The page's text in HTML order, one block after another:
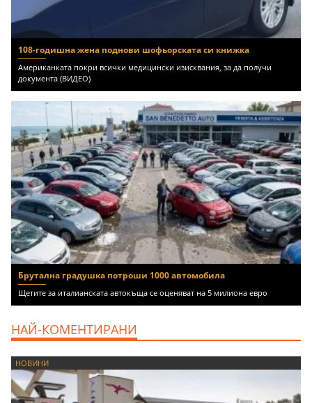
108-годишна жена поднови шофьорската си книжка
Американката покри всички медицински изисквания, за да получи
документа (ВИДЕО)
Брутална градушка потроши 1000 автомобила
Щетите за италианската автокъща се оценяват на 5 милиона евро
НАЙ-КОМЕНТИРАНИ
НОВИНИ